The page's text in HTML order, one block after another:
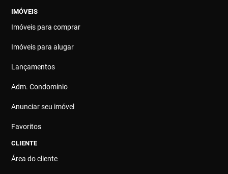
IMÓVEIS
Imóveis para comprar
Imóveis para alugar
Lançamentos
Adm. Condomínio
Anunciar seu imóvel
Favoritos
CLIENTE
Área do cliente